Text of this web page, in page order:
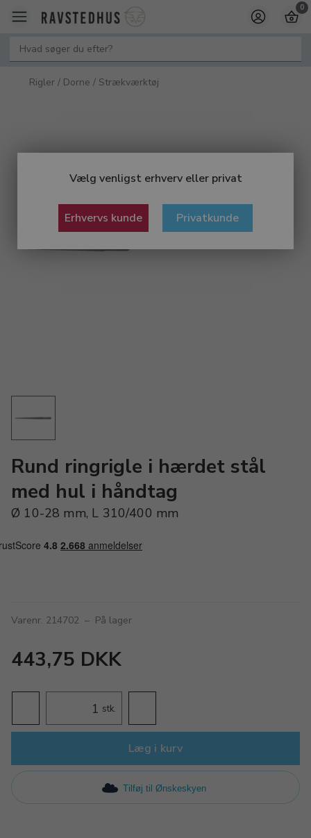
Vælg venligst erhverv eller privat
Erhvervs kunde Privatkunde
0
Rigler / Dorne / Strækværktøj
Rund ringrigle i hærdet stål
med hul i håndtag
Ø 10-28 mm, L 310/400 mm
Varenr. 214702 – På lager
443,75 DKK
stk.
Læg i kurv
Tilføj til Ønskeskyen